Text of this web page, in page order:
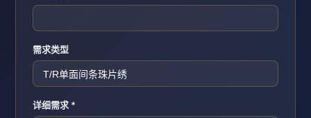
需求类型
详细需求 *